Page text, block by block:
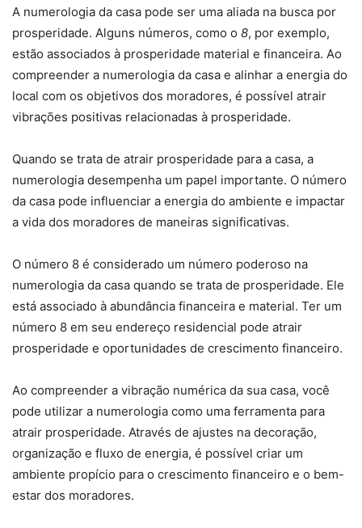
A numerologia da casa pode ser uma aliada na busca por
prosperidade. Alguns números, como o 8, por exemplo,
estão associados à prosperidade material e financeira. Ao
compreender a numerologia da casa e alinhar a energia do
local com os objetivos dos moradores, é possível atrair
vibrações positivas relacionadas à prosperidade.
Quando se trata de atrair prosperidade para a casa, a
numerologia desempenha um papel importante. O número
da casa pode influenciar a energia do ambiente e impactar
a vida dos moradores de maneiras significativas.
O número 8 é considerado um número poderoso na
numerologia da casa quando se trata de prosperidade. Ele
está associado à abundância financeira e material. Ter um
número 8 em seu endereço residencial pode atrair
prosperidade e oportunidades de crescimento financeiro.
Ao compreender a vibração numérica da sua casa, você
pode utilizar a numerologia como uma ferramenta para
atrair prosperidade. Através de ajustes na decoração,
organização e fluxo de energia, é possível criar um
ambiente propício para o crescimento financeiro e o bem-
estar dos moradores.